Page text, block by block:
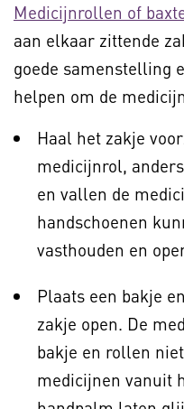
Medicijnrollen of
aan elkaar zittende
goede samenstelling
helpen om de
Haal het zakje
medicijnrol,
en vallen de
handschoenen
vasthouden en
Plaats een bakje
zakje open. De
bakje en rollen
medicijnen vanuit